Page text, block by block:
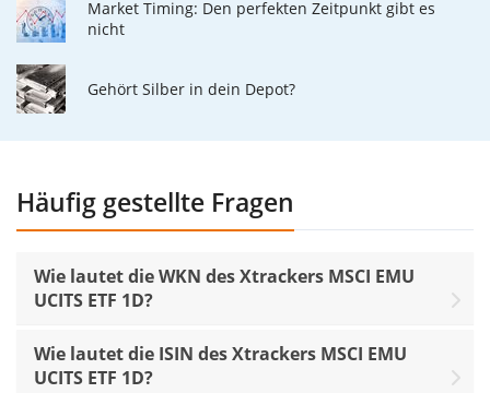
Market Timing: Den perfekten Zeitpunkt gibt es
nicht
Gehört Silber in dein Depot?
Häufig gestellte Fragen
Wie lautet die WKN des Xtrackers MSCI EMU
UCITS ETF 1D?
Wie lautet die ISIN des Xtrackers MSCI EMU
UCITS ETF 1D?